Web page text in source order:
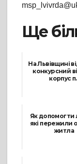
Ще
На Львівщині
конкурсний
корпус
Як допомогти
які пережили
житла